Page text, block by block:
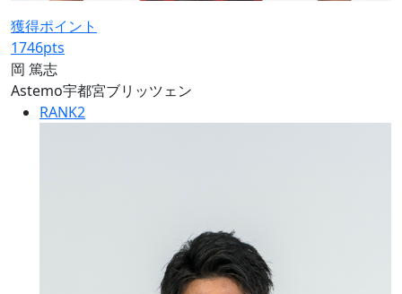
獲得ポイント
1746pts
岡 篤志
Astemo宇都宮ブリッツェン
RANK2